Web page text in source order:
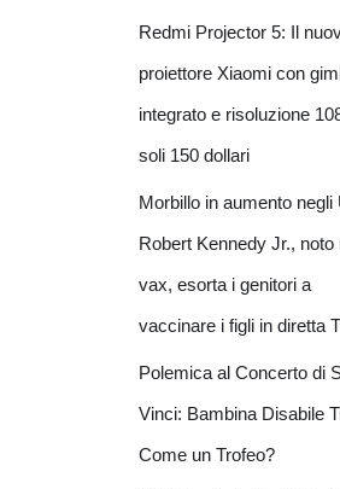
Redmi Projector 5: Il
proiettore Xiaomi con
integrato e risoluzione
soli 150 dollari
Morbillo in aumento negli
Robert Kennedy Jr., noto
vax, esorta i genitori a
vaccinare i figli in diretta
Polemica al Concerto di
Vinci: Bambina Disabile
Come un Trofeo?